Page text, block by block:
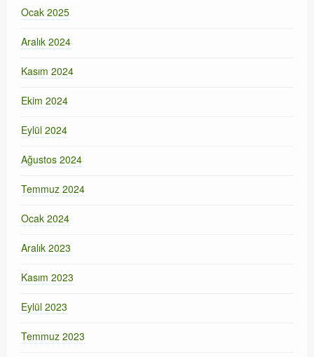
Ocak 2025
Aralık 2024
Kasım 2024
Ekim 2024
Eylül 2024
Ağustos 2024
Temmuz 2024
Ocak 2024
Aralık 2023
Kasım 2023
Eylül 2023
Temmuz 2023